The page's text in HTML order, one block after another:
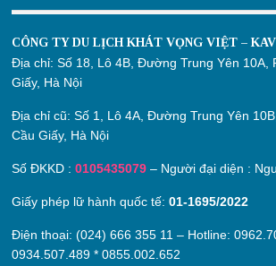
CÔNG TY DU LỊCH KHÁT VỌNG VIỆT –
Địa chỉ:Số 18, Lô 4B, Đường Trung Yên 10A,
Giấy, Hà Nội
Địa chỉ cũ:Số 1, Lô 4A, Đường Trung Yên
Cầu Giấy, Hà Nội
Số ĐKKD :0105435079 – Người đại diện :
Giấy phép lữ hành quốc tế:01-1695/2022
Điện thoại: (024) 666 355 11 – Hotline:
0934.507.489 *0855.002.652